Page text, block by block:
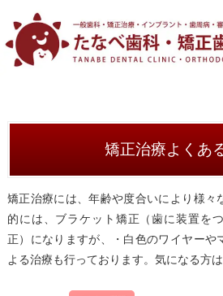
矯正治療よくあ
矯正治療には、年齢や度合いにより様々
的には、ブラケット矯正（歯に装置を
正）になりますが、・白色のワイヤーや
よる治療も行っております。気になる方